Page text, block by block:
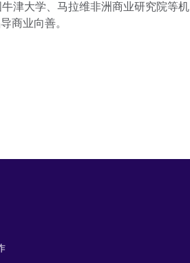
津大学、马拉维非洲商业研究院等机
商业向善。